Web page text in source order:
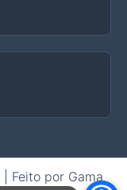
Feito por Gama